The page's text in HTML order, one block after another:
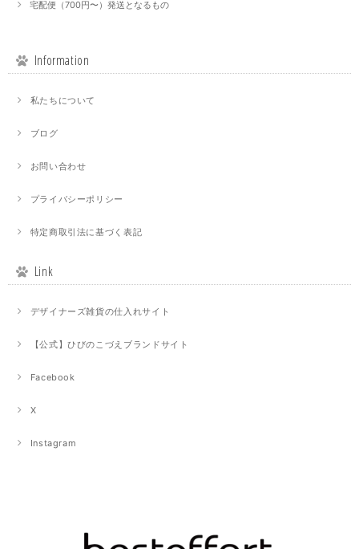
宅配便（700円〜）発送となるもの
Information
私たちについて
ブログ
お問い合わせ
プライバシーポリシー
特定商取引法に基づく表記
Link
デザイナーズ雑貨の仕入れサイト
【公式】ひびのこづえブランドサイト
Facebook
X
Instagram